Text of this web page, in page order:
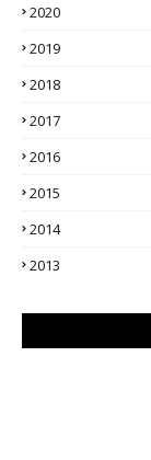
2020
2019
2018
2017
2016
2015
2014
2013